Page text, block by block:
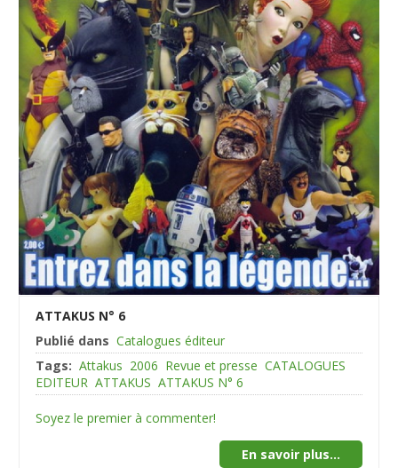
ATTAKUS N° 6
Publié dans Catalogues éditeur
Tags: Attakus 2006 Revue et presse CATALOGUES
EDITEUR ATTAKUS ATTAKUS N° 6
Soyez le premier à commenter!
En savoir plus...